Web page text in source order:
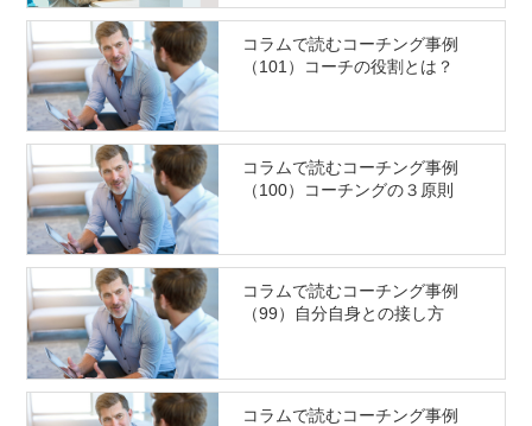
コラムで読むコーチング事例
（101）コーチの役割とは？
コラムで読むコーチング事例
（100）コーチングの３原則
コラムで読むコーチング事例
（99）自分自身との接し方
コラムで読むコーチング事例